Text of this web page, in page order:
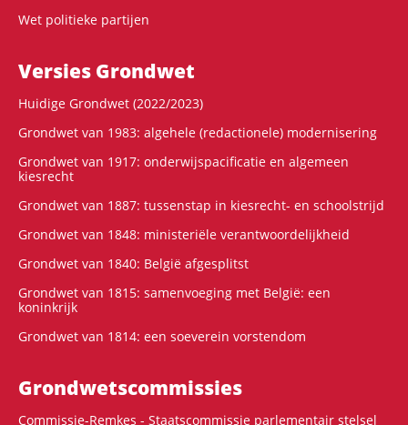
Wet politieke partijen
Versies Grondwet
Huidige Grondwet (2022/2023)
Grondwet van 1983: algehele (redactionele) modernisering
Grondwet van 1917: onderwijspacificatie en algemeen
kiesrecht
Grondwet van 1887: tussenstap in kiesrecht- en schoolstrijd
Grondwet van 1848: ministeriële verantwoordelijkheid
Grondwet van 1840: België afgesplitst
Grondwet van 1815: samenvoeging met België: een
koninkrijk
Grondwet van 1814: een soeverein vorstendom
Grondwets­commissies
Commissie-Remkes - Staatscommissie parlementair stelsel